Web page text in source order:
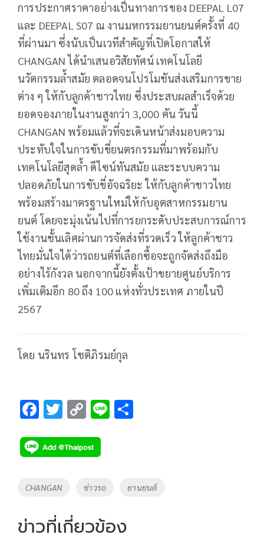
การประกาศราคาอย่างเป็นทางการของ DEEPAL L07
และ DEEPAL S07 ณ งานมหกรรมยานยนต์ครั้งที่ 40
ที่ผ่านมา ซึ่งนับเป็นเวทีสำคัญที่เปิดโอกาสให้
CHANGAN ได้นำเสนอวิสัยทัศน์ เทคโนโลยี
นวัตกรรมล้ำสมัย ตลอดจนโปรโมชันส่งเสริมการขาย
ต่าง ๆ ให้กับลูกค้าชาวไทย ซึ่งประสบผลสำเร็จด้วย
ยอดจองภายในงานสูงกว่า 3,000 คัน วันนี้
CHANGAN พร้อมแล้วที่จะเดินหน้าส่งมอบความ
ประทับใจในการขับขี่ยนตรกรรมที่มาพร้อมกับ
เทคโนโลยีสุดล้ำ ดีไซน์ทันสมัย และระบบความ
ปลอดภัยในการขับขี่อัจฉริยะ ให้กับลูกค้าชาวไทย
พร้อมสร้างมาตรฐานใหม่ให้กับอุตสาหกรรมยาน
ยนต์ โดยจะมุ่งเน้นไปที่การยกระดับประสบการณ์การ
ใช้งานชั้นเลิศผ่านการจัดส่งที่รวดเร็ว ให้ลูกค้าชาว
ไทยมั่นใจได้ว่ารถยนต์ที่เลือกซื้อจะถูกจัดส่งถึงมือ
อย่างไร้กังวล นอกจากนี้ยังตั้งเป้าขยายศูนย์บริการ
เพิ่มเติมอีก 80 ถึง 100 แห่งทั่วประเทศ ภายในปี
2567
โดย นรินทร โชติภิรมย์กุล
F
e
b
o
k
T
tt
er
C
p
y
Li
k
Li
Tags
CHANGAN ข่าวรถ ยานยนต์
ข่าวที่เกี่ยวข้อง